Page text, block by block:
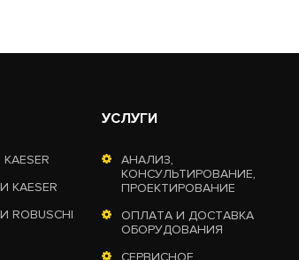
УСЛУГИ
АНАЛИЗ,
КОНСУЛЬТИРОВАНИЕ,
ПРОЕКТИРОВАНИЕ
ОПЛАТА И ДОСТАВКА
ОБОРУДОВАНИЯ
СЕРВИСНОЕ